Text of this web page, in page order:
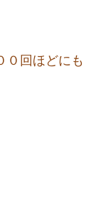
０回ほどにも